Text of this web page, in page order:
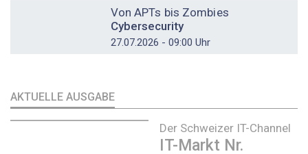
Von APTs bis Zombies
Cybersecurity
27.07.2026 - 09:00 Uhr
AKTUELLE AUSGABE
Der Schweizer IT-Channel
IT-Markt Nr.